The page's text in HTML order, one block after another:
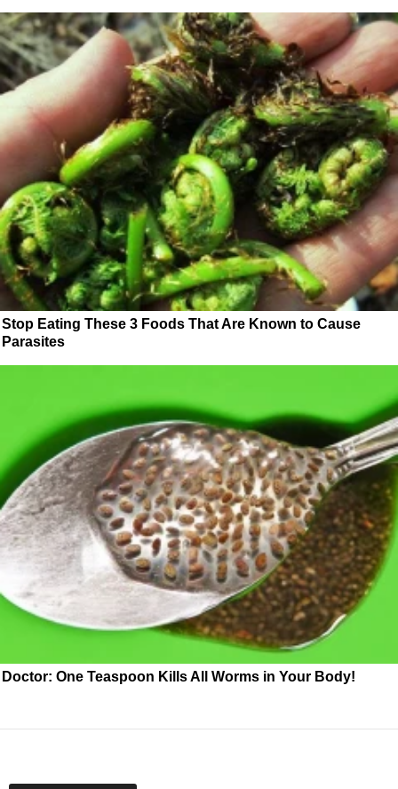
Stop Eating These 3 Foods That Are Known to Cause
Parasites
Doctor: One Teaspoon Kills All Worms in Your Body!